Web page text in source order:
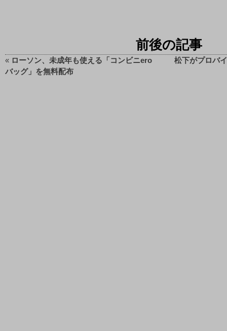
前後の記事
« ローソン、未成年も使える「コンビニero
バッグ」を無料配布
松下がプロバ